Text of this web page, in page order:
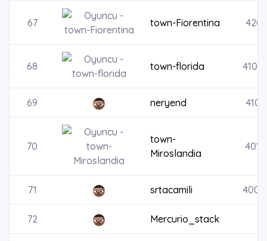
67 town-Fiorentina
68 town-florida
69 neryend
70
town-
Miroslandia
71 srtacamili
72 Mercurio_stack